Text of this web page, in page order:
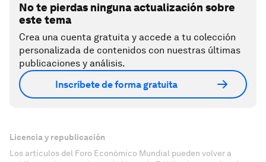
No te pierdas ninguna actualización sobre
este tema
Crea una cuenta gratuita y accede a tu colección
personalizada de contenidos con nuestras últimas
publicaciones y análisis.
Inscríbete de forma gratuita
Licencia y republicación
Los artículos del Foro Económico Mundial pueden volver a